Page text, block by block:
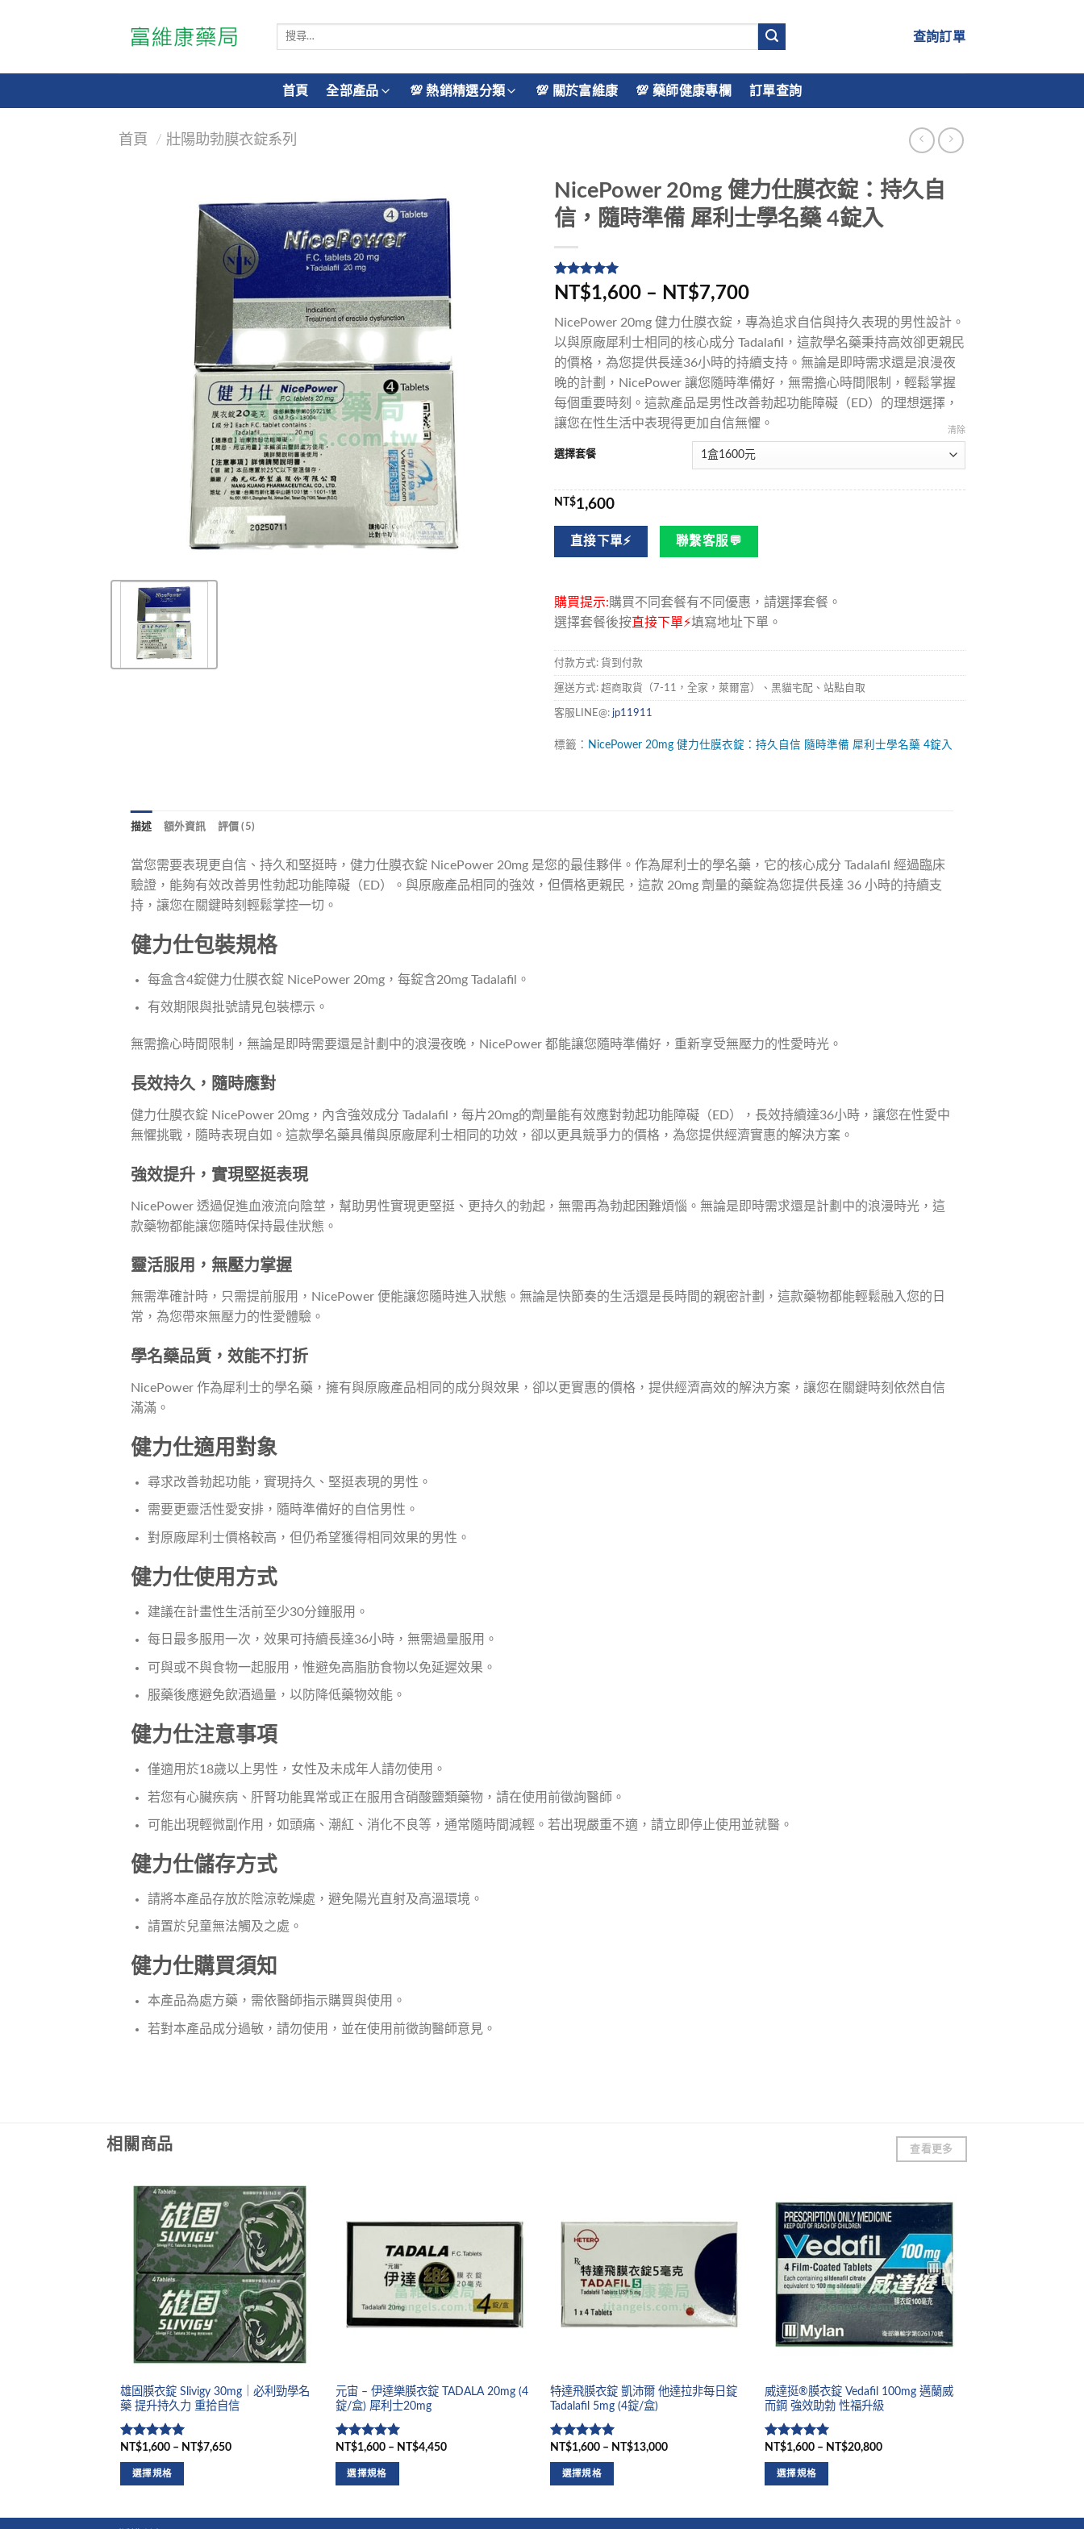
搜
鍵
字:
查詢訂單
首頁 全部產品 💯 熱銷精選分類 💯 關於富維康 💯 藥師健康專欄 訂單查詢
首頁 / 壯陽助勃膜衣錠系列
NicePower 20mg 健力仕膜衣錠：持久自
信，隨時準備 犀利士學名藥 4錠入
評分5/
5，已有
5
位
分
NT$1,600 – NT$7,700
NicePower 20mg 健力仕膜衣錠，專為追求自信與持久表現的男性設計。
以與原廠犀利士相同的核心成分 Tadalafil，這款學名藥秉持高效卻更親民
的價格，為您提供長達36小時的持續支持。無論是即時需求還是浪漫夜
晚的計劃，NicePower 讓您隨時準備好，無需擔心時間限制，輕鬆掌握
每個重要時刻。這款產品是男性改善勃起功能障礙（ED）的理想選擇，
讓您在性生活中表現得更加自信無懼。
選擇套餐
清除
NT$1,600
直接下單⚡ 聯繫客服💬
購買提示:購買不同套餐有不同優惠，請選擇套餐。
選擇套餐後按直接下單⚡填寫地址下單。
付款方式: 貨到付款
運送方式: 超商取貨（7-11，全家，萊爾富）、黑貓宅配、站點自取
客服LINE@: jp11911
標籤： NicePower 20mg 健力仕膜衣錠：持久自信 隨時準備 犀利士學名藥 4錠入
描述 額外資訊 評價 (5)
當您需要表現更自信、持久和堅挺時，健力仕膜衣錠 NicePower 20mg 是您的最佳夥伴。作為犀利士的學名藥，它的核心成分 Tadalafil 經過臨床
驗證，能夠有效改善男性勃起功能障礙（ED）。與原廠產品相同的強效，但價格更親民，這款 20mg 劑量的藥錠為您提供長達 36 小時的持續支
持，讓您在關鍵時刻輕鬆掌控一切。
健力仕包裝規格
每盒含4錠健力仕膜衣錠 NicePower 20mg，每錠含20mg Tadalafil。
有效期限與批號請見包裝標示。
無需擔心時間限制，無論是即時需要還是計劃中的浪漫夜晚，NicePower 都能讓您隨時準備好，重新享受無壓力的性愛時光。
長效持久，隨時應對
健力仕膜衣錠 NicePower 20mg，內含強效成分 Tadalafil，每片20mg的劑量能有效應對勃起功能障礙（ED），長效持續達36小時，讓您在性愛中
無懼挑戰，隨時表現自如。這款學名藥具備與原廠犀利士相同的功效，卻以更具競爭力的價格，為您提供經濟實惠的解決方案。
強效提升，實現堅挺表現
NicePower 透過促進血液流向陰莖，幫助男性實現更堅挺、更持久的勃起，無需再為勃起困難煩惱。無論是即時需求還是計劃中的浪漫時光，這
款藥物都能讓您隨時保持最佳狀態。
靈活服用，無壓力掌握
無需準確計時，只需提前服用，NicePower 便能讓您隨時進入狀態。無論是快節奏的生活還是長時間的親密計劃，這款藥物都能輕鬆融入您的日
常，為您帶來無壓力的性愛體驗。
學名藥品質，效能不打折
NicePower 作為犀利士的學名藥，擁有與原廠產品相同的成分與效果，卻以更實惠的價格，提供經濟高效的解決方案，讓您在關鍵時刻依然自信
滿滿。
健力仕適用對象
尋求改善勃起功能，實現持久、堅挺表現的男性。
需要更靈活性愛安排，隨時準備好的自信男性。
對原廠犀利士價格較高，但仍希望獲得相同效果的男性。
健力仕使用方式
建議在計畫性生活前至少30分鐘服用。
每日最多服用一次，效果可持續長達36小時，無需過量服用。
可與或不與食物一起服用，惟避免高脂肪食物以免延遲效果。
服藥後應避免飲酒過量，以防降低藥物效能。
健力仕注意事項
僅適用於18歲以上男性，女性及未成年人請勿使用。
若您有心臟疾病、肝腎功能異常或正在服用含硝酸鹽類藥物，請在使用前徵詢醫師。
可能出現輕微副作用，如頭痛、潮紅、消化不良等，通常隨時間減輕。若出現嚴重不適，請立即停止使用並就醫。
健力仕儲存方式
請將本產品存放於陰涼乾燥處，避免陽光直射及高溫環境。
請置於兒童無法觸及之處。
健力仕購買須知
本產品為處方藥，需依醫師指示購買與使用。
若對本產品成分過敏，請勿使用，並在使用前徵詢醫師意見。
相關商品 查看更多
雄固膜衣錠 Slivigy 30mg｜必利勁學名
藥 提升持久力 重拾自信
評分5滿
分 5
NT$1,600 – NT$7,650
選擇規格
元宙 – 伊達樂膜衣錠 TADALA 20mg (4
錠/盒) 犀利士20mg
評分5滿
分 5
NT$1,600 – NT$4,450
選擇規格
特達飛膜衣錠 凱沛爾 他達拉非每日錠
Tadalafil 5mg (4錠/盒)
評分5滿
分 5
NT$1,600 – NT$13,000
選擇規格
威達挺®膜衣錠 Vedafil 100mg 邁蘭威
而鋼 強效助勃 性福升級
評分5滿
分 5
NT$1,600 – NT$20,800
選擇規格